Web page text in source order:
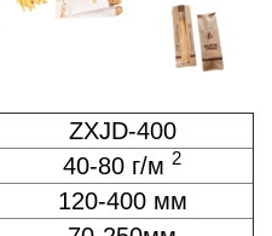
ZXJD-400
40-80 г/м 2
120-400 мм